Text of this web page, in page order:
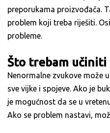
preporukama proizvođača.
problem koji treba riješiti.
probleme.
Što trebam učiniti
Nenormalne zvukove može
sve vijke i spojeve. Ako je
je mogućnost da se u
Ako se problem nastavi,